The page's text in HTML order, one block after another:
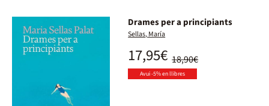
Drames per a principiants
Sellas, María
18,90€
17,95€
Avui -5% en llibres